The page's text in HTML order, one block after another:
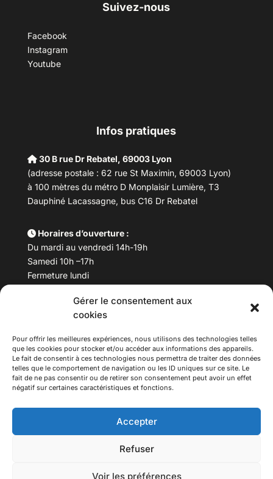
Gérer le consentement aux
cookies
Pour offrir les meilleures expériences, nous utilisons des technologies telles
que les cookies pour stocker et/ou accéder aux informations des appareils.
Le fait de consentir à ces technologies nous permettra de traiter des données
telles que le comportement de navigation ou les ID uniques sur ce site. Le
fait de ne pas consentir ou de retirer son consentement peut avoir un effet
négatif sur certaines caractéristiques et fonctions.
Accepter
Refuser
Voir les préférences
Suivez-nous
Facebook
Instagram
Youtube
Infos pratiques
30 B rue Dr Rebatel, 69003 Lyon
(adresse postale : 62 rue St Maximin, 69003 Lyon)
à 100 mètres du métro D Monplaisir Lumière, T3
Dauphiné Lacassagne, bus C16 Dr Rebatel
Horaires d’ouverture :
Du mardi au vendredi 14h-19h
Samedi 10h –17h
Fermeture lundi
Téléphone : 04 78 53 06 40
maisondesculturesasiatiques@asiexpo.com